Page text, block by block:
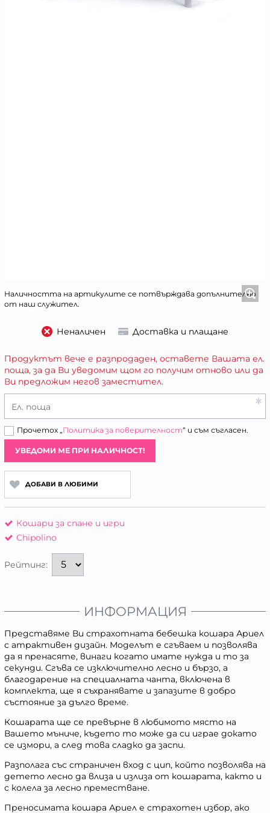
Наличността на артикулите се потвърждава допълнително
от наш служител.
Неналичен Доставка и плащане
Продуктът вече е разпродаден, оставете Вашата ел.
поща, за да Ви уведомим щом го получим отново или да
Ви предложим негов заместител.
Ел. поща
Прочетох „Политика за поверителност“ и съм съгласен.
УВЕДОМИ МЕ ПРИ НАЛИЧНОСТ!
ДОБАВИ В ЛЮБИМИ
Кошари за спане и игри
Chipolino
Рейтинг:
ИНФОРМАЦИЯ
Представяме Ви страхотната бебешка кошара Ариел
с атрактивен дизайн. Моделът е сгъваем и позволява
да я пренасяте, винаги когато имате нужда и то за
секунди. Сгъва се изключително лесно и бързо, а
благодарение на специалната чанта, включена в
комплекта, ще я съхранявате и запазите в добро
състояние за дълго време.
Кошарата ще се превърне в любимото място на
Вашето мъниче, където то може да си играе докато
се измори, а след това сладко да заспи.
Разполага със страничен вход с цип, който позволява на
детето лесно да влиза и излиза от кошарата, както и
с колела за лесно преместване.
Преносимата кошара Ариел е страхотен избор, ако